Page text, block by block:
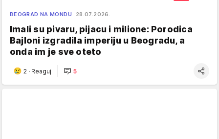
BEOGRAD NA MONDU 28.07.2026.
Imali su pivaru, pijacu i milione: Porodica
Bajloni izgradila imperiju u Beogradu, a
onda im je sve oteto
2 · Reaguj 5